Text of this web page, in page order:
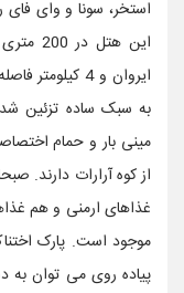
استخر، سونا و وای فای
این
ایروان و 4
به سبک ساده تزئین
مینی بار و حمام
از کوه آرارات دارند.
غذاهای ارمنی و هم
پیاده روی می توان به